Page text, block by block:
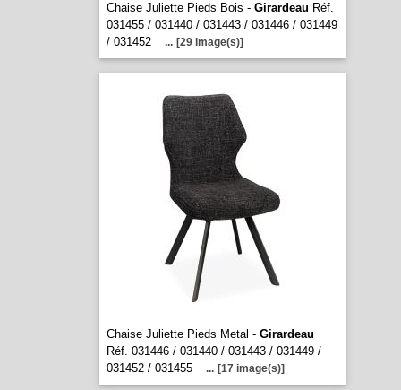
Chaise Juliette Pieds Bois - Girardeau Réf.
031455 / 031440 / 031443 / 031446 / 031449
/ 031452
... [29 image(s)]
Chaise Juliette Pieds Metal - Girardeau
Réf. 031446 / 031440 / 031443 / 031449 /
031452 / 031455
... [17 image(s)]